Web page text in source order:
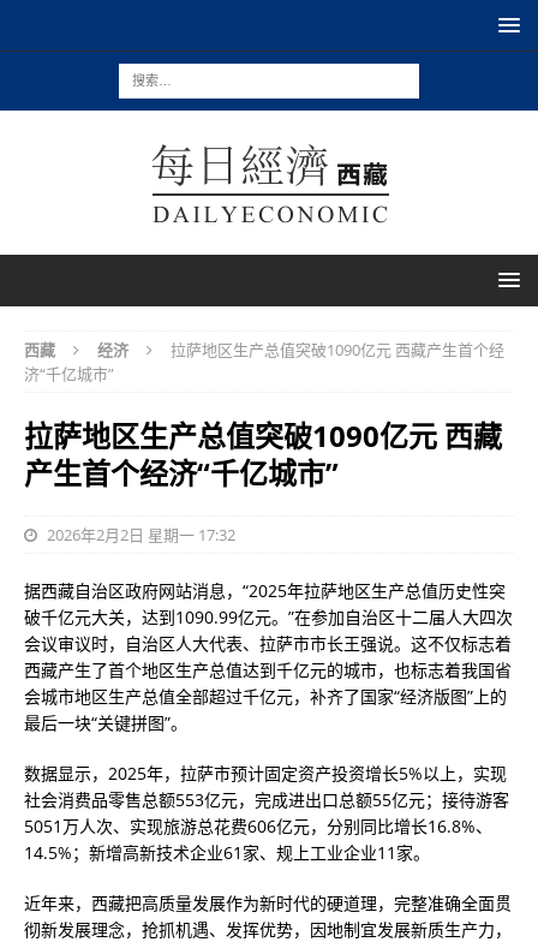
西藏 经济
拉萨地区生产总值突破1090亿元 西藏产生首个经
济“千亿城市”
拉萨地区生产总值突破1090亿元 西藏
产生首个经济“千亿城市”
2026年2月2日 星期一 17:32
据西藏自治区政府网站消息，“2025年拉萨地区生产总值历史性突
破千亿元大关，达到1090.99亿元。”在参加自治区十二届人大四次
会议审议时，自治区人大代表、拉萨市市长王强说。这不仅标志着
西藏产生了首个地区生产总值达到千亿元的城市，也标志着我国省
会城市地区生产总值全部超过千亿元，补齐了国家“经济版图”上的
最后一块“关键拼图”。
数据显示，2025年，拉萨市预计固定资产投资增长5%以上，实现
社会消费品零售总额553亿元，完成进出口总额55亿元；接待游客
5051万人次、实现旅游总花费606亿元，分别同比增长16.8%、
14.5%；新增高新技术企业61家、规上工业企业11家。
近年来，西藏把高质量发展作为新时代的硬道理，完整准确全面贯
彻新发展理念，抢抓机遇、发挥优势，因地制宜发展新质生产力，